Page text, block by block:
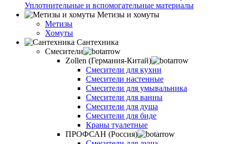
Уплотнительные и вспомогательные материалы
Метизы и хомуты
Метизы
Хомуты
Сантехника
Смесители
Zollen (Германия-Китай)
Смесители для кухни
Смесители настенные
Смесители для умывальника
Смесители для ванны
Смесители для душа
Смесители для биде
Краны туалетные
ПРОФСАН (Россия)